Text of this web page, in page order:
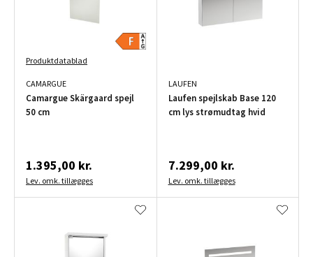
Produktdatablad
CAMARGUE
Camargue Skärgaard spejl
50 cm
1.395,00 kr.
Lev. omk. tillægges
LAUFEN
Laufen spejlskab Base 120
cm lys strømudtag hvid
7.299,00 kr.
Lev. omk. tillægges